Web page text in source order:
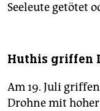
Seeleute getötet
Huthis griffen
Am 19. Juli
Drohne mit